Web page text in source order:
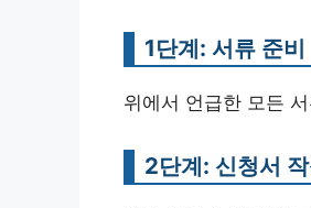
1단계: 서류 준비
위에서 언급한 모든
2단계: 신청서